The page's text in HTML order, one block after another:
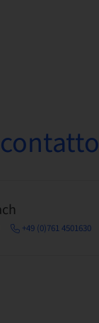
+49 (0)761 4501630